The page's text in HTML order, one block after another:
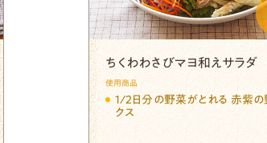
ちくわわさびマヨ和えサラダ
使用商品
1/2日分の野菜がとれる 赤紫の
クス